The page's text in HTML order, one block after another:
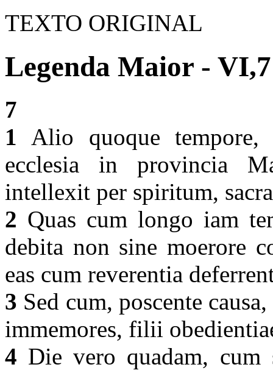
TEXTO ORIGINAL
Legenda Maior - VI,7
7
1 Alio quoque tempore,
ecclesia in provincia
intellexit per spiritum,
2 Quas cum longo iam
debita non sine moerore
eas cum reverentia
3 Sed cum, poscente
immemores, filii
4 Die vero quadam, cum